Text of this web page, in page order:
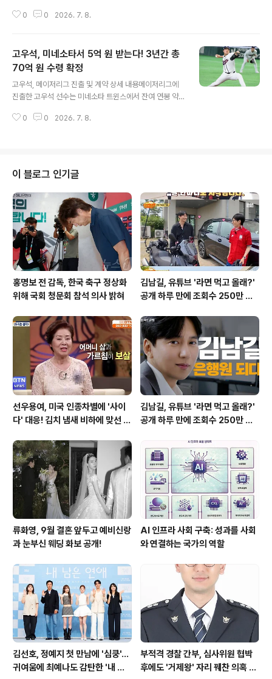
제기된 크리스 페덱의 영입 확정은 사실이 아니라는 입장
밝혔습니다. 크리스 페덱 영입설과 현재 상황한 매체는 삼
성이 크리스 페덱과 계약이 거의 확정 단계라고 보도했습
니다. 페덱은 메이저리그 통산 118경기 581⅔이닝 32승
36패 평균자책점 4.64를 기록한 거물급 투수입니다. 하지
만 삼성은 페덱 영입이 확정된 것은 아니며, 영입 리스트에
포함된 선수 중 하나라고 설명했습니다. 외국인 투수 교체
0 0 2026. 7. 8.
고우석, 미네소타서 5억 원 받는다! 3년간 총
70억 원 수령 확정
고우석, 메이저리그 진출 및 계약 상세 내용메이저리그에
진출한 고우석 선수는 미네소타 트윈스에서 잔여 연봉 약
간 총수입은 70억 원을 돌파하게 되었습니다. 고우석은 디
이저리그 데뷔이번 이적은 단순한 마이너리그 팀 이동이
아닌, 메이저리그 정식 엔트리 등록을 동반합니다. 고우석
선수는 미네소타 불펜의 일원으로 빅리그 데뷔전을 치를
예정입니다. 이에 따라 메이저리그에 머무는 일수에 비례
하여 연봉을 지급받게 됩니다. 고우석의 총수입 및 계약 구
조 분석올해 메이저리그 최저 연봉..
0 0 2026. 7. 8.
이 블로그 인기글
홍명보 전 감독, 한국 축구 정상화
위해 국회 청문회 참석 의사 밝혀
김남길, 유튜브 '라면 먹고 올래?'
공개 하루 만에 조회수 250만 돌
선우용여, 미국 인종차별에 '사이
다' 대응! 김치 냄새 비하에 맞선 통
김남길, 유튜브 '라면 먹고 올래?'
공개 하루 만에 조회수 250만 돌
류화영, 9월 결혼 앞두고 예비신랑
과 눈부신 웨딩 화보 공개!
AI 인프라 사회 구축: 성과를 사회
와 연결하는 국가의 역할
김선호, 정예지 첫 만남에 '심쿵'…
귀여움에 최예나도 감탄한 '내 남
부적격 경찰 간부, 심사위원 협박
후에도 '거제왕' 자리 꿰찬 의혹 진